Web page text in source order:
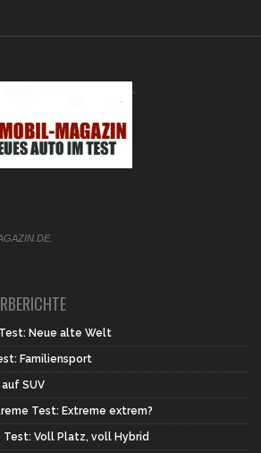
.
Neue alte Welt
Familiensport
SUV
Test: Extreme extrem?
Test: Voll Platz, voll Hybrid